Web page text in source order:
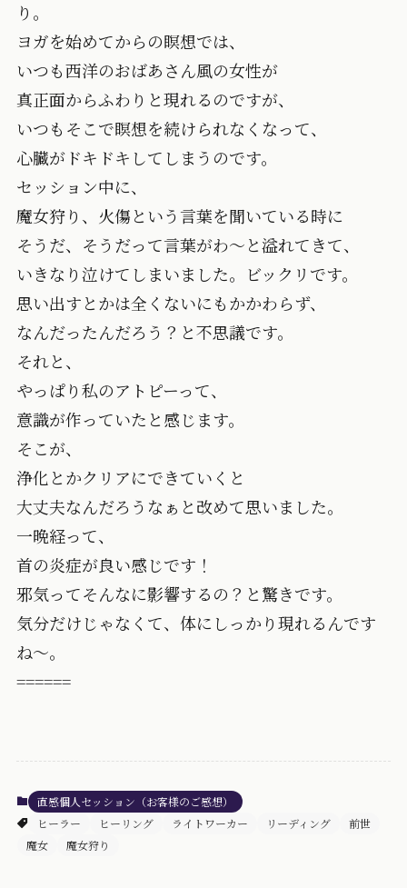
り。
ヨガを始めてからの瞑想では、
いつも西洋のおばあさん風の女性が
真正面からふわりと現れるのですが、
いつもそこで瞑想を続けられなくなって、
心臓がドキドキしてしまうのです。
セッション中に、
魔女狩り、火傷という言葉を聞いている時に
そうだ、そうだって言葉がわ〜と溢れてきて、
いきなり泣けてしまいました。ビックリです。
思い出すとかは全くないにもかかわらず、
なんだったんだろう？と不思議です。
それと、
やっぱり私のアトピーって、
意識が作っていたと感じます。
そこが、
浄化とかクリアにできていくと
大丈夫なんだろうなぁと改めて思いました。
一晩経って、
首の炎症が良い感じです！
邪気ってそんなに影響するの？と驚きです。
気分だけじゃなくて、体にしっかり現れるんです
ね〜。
======
直感個人セッション（お客様のご感想）
ヒーラー
ヒーリング ライトワーカー リーディング
前世
魔女
魔女狩り